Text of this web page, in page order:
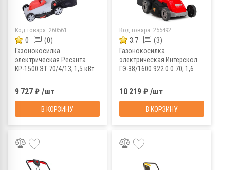
Код товара: 260561
0 (0)
Газонокосилка
электрическая Ресанта
КР-1500 ЭТ 70/4/13, 1,5 кВт
9 727 ₽ /шт
В КОРЗИНУ
Код товара: 255492
3.7 (3)
Газонокосилка
электрическая Интерскол
ГЭ-38/1600 922.0.0.70, 1,6
10 219 ₽ /шт
В КОРЗИНУ